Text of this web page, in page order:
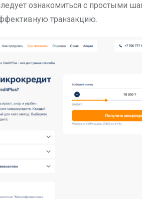
ознакомиться с простыми
транзакцию.